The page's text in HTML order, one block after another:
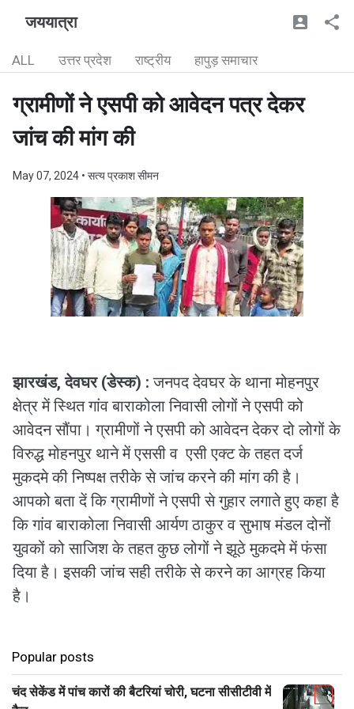
जययात्रा
ALL उत्तर प्रदेश राष्ट्रीय हापुड़ समाचार
ग्रामीणों ने एसपी को आवेदन पत्र देकर
जांच की मांग की
May 07, 2024 • सत्य प्रकाश सीमन
झारखंड, देवघर (डेस्क) : जनपद देवघर के थाना मोहनपुर
क्षेत्र में स्थित गांव बाराकोला निवासी लोगों ने एसपी को
आवेदन सौंपा। ग्रामीणों ने एसपी को आवेदन देकर दो लोगों के
विरुद्ध मोहनपुर थाने में एससी व एसी एक्ट के तहत दर्ज
मुकदमे की निष्पक्ष तरीके से जांच करने की मांग की है।
आपको बता दें कि ग्रामीणों ने एसपी से गुहार लगाते हुए कहा है
कि गांव बाराकोला निवासी आर्यण ठाकुर व सुभाष मंडल दोनों
युवकों को साजिश के तहत कुछ लोगों ने झूठे मुकदमे में फंसा
दिया है। इसकी जांच सही तरीके से करने का आग्रह किया
है।
Popular posts
चंद सेकेंड में पांच कारों की बैटरियां चोरी, घटना सीसीटीवी में